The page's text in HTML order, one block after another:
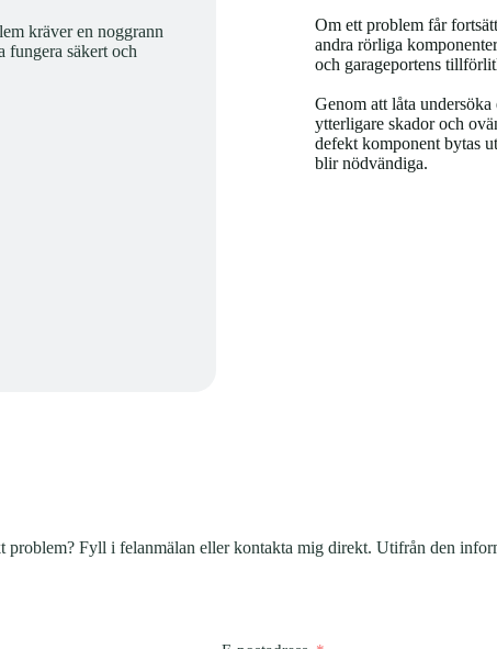
kräver en noggrann
fungera säkert och
Om ett problem får
andra rörliga
och garageportens
Genom att låta
ytterligare skador och
defekt komponent bytas
blir nödvändiga.
problem? Fyll i felanmälan eller kontakta mig direkt. Utifrån den